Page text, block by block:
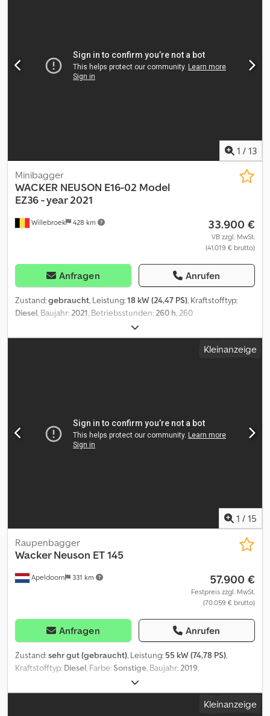
equipment owners and operators – easily accessible on our
platform.
1 / 13
Willebroek 428 km
Minibagger
WACKER NEUSON E16-02 Model
EZ36 - year 2021
33.900 €
VB zzgl. MwSt.
(41.019 € brutto)
Anfragen Anrufen
Zustand:gebraucht, Leistung:18 kW (24,47 PS), Kraftstofftyp:
Diesel, Baujahr:2021, Betriebsstunden:260 h, 260
Betriebsstunden – Raupenbagger 3972 KG –
Schnellwechselsystem – Zusatzfunktionen – 2 x Löffel – 18,2 kW
Motor – Planierschild – = Weitere Informationen = Baujahr: 2021
nearby the port of Antwerp. Opening hours: Monday till Friday
continuously from 8.30 am to 19.00 pm.
Kleinanzeige
1 / 15
Apeldoorn 331 km
Raupenbagger
Wacker Neuson ET 145
57.900 €
Festpreis zzgl. MwSt.
(70.059 € brutto)
Anfragen Anrufen
Zustand:sehr gut (gebraucht), Leistung: 55 kW (74,78 PS),
Kraftstofftyp: Diesel, Farbe:Sonstige, Baujahr:2019,
, Ausstattung:
Optionen und Zubehör = - 4. Hydr. Kreis - Arbeitslampe(n) -
Gebläse - Gummiketten - Hammer-/Sortierfunktion -Kleinanzeige